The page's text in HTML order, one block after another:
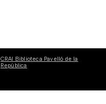
CRAI Biblioteca Pavelló de la
República